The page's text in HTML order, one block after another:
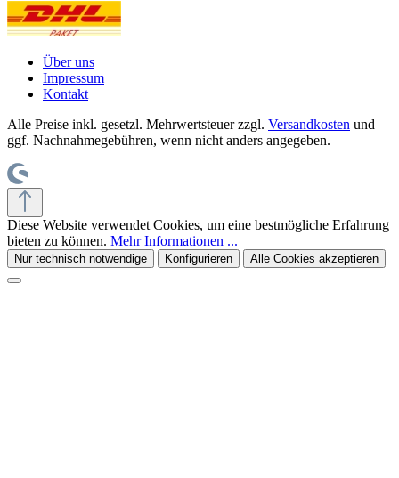
Über uns
Impressum
Kontakt
Alle Preise inkl. gesetzl. Mehrwertsteuer zzgl. Versandkosten und
ggf. Nachnahmegebühren, wenn nicht anders angegeben.
Diese Website verwendet Cookies, um eine bestmögliche Erfahrung
bieten zu können. Mehr Informationen ...
Nur technisch notwendige Konfigurieren Alle Cookies akzeptieren